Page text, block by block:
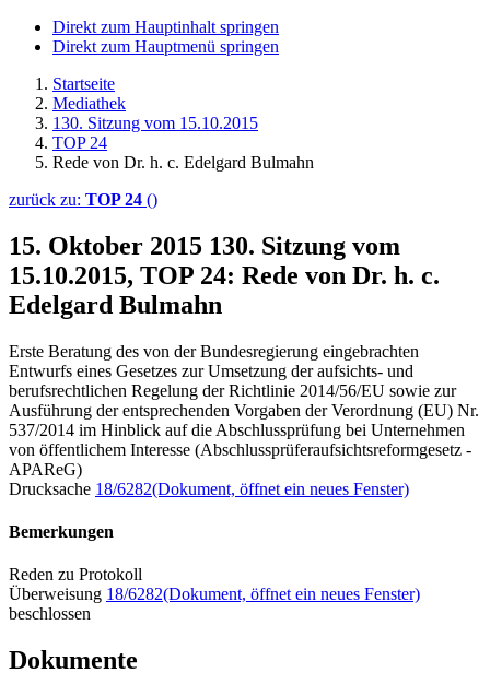
Direkt zum Hauptinhalt springen
Direkt zum Hauptmenü springen
Startseite
Mediathek
130. Sitzung vom 15.10.2015
TOP 24
Rede von Dr. h. c. Edelgard Bulmahn
zurück zu: TOP 24 ()
15. Oktober 2015 130. Sitzung vom
15.10.2015, TOP 24: Rede von Dr. h. c.
Edelgard Bulmahn
Erste Beratung des von der Bundesregierung eingebrachten
Entwurfs eines Gesetzes zur Umsetzung der aufsichts- und
berufsrechtlichen Regelung der Richtlinie 2014/56/EU sowie zur
Ausführung der entsprechenden Vorgaben der Verordnung (EU) Nr.
537/2014 im Hinblick auf die Abschlussprüfung bei Unternehmen
von öffentlichem Interesse (Abschlussprüferaufsichtsreformgesetz -
APAReG)
Drucksache 18/6282(Dokument, öffnet ein neues Fenster)
Bemerkungen
Reden zu Protokoll
Überweisung 18/6282(Dokument, öffnet ein neues Fenster)
beschlossen
Dokumente